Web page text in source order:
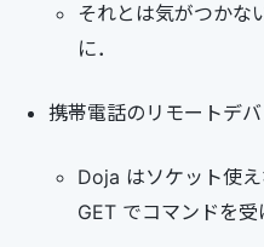
それとは気がつかな
に．
携帯電話のリモートデ
Doja はソケット使
GET でコマンドを受